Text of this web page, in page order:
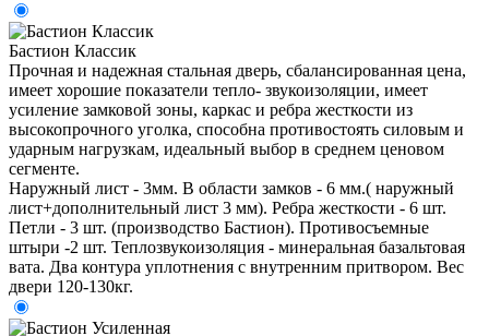
Бастион Классик
Прочная и надежная стальная дверь, сбалансированная цена,
имеет хорошие показатели тепло- звукоизоляции, имеет
усиление замковой зоны, каркас и ребра жесткости из
высокопрочного уголка, способна противостоять силовым и
ударным нагрузкам, идеальный выбор в среднем ценовом
сегменте.
Наружный лист - 3мм. В области замков - 6 мм.( наружный
лист+дополнительный лист 3 мм). Ребра жесткости - 6 шт.
Петли - 3 шт. (производство Бастион). Противосъемные
штыри -2 шт. Теплозвукоизоляция - минеральная базальтовая
вата. Два контура уплотнения с внутренним притвором. Вес
двери 120-130кг.